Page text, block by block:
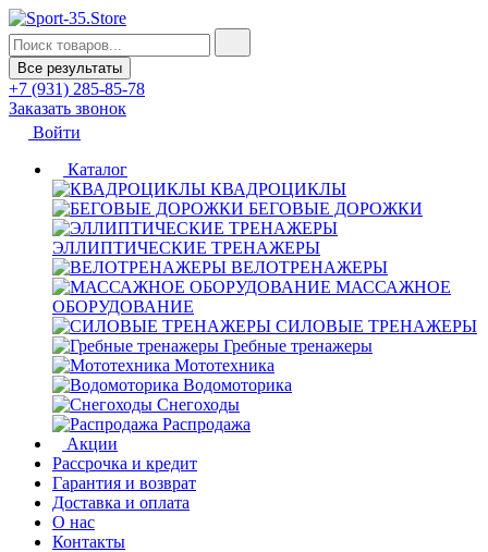
Все результаты
+7 (931) 285-85-78
Заказать звонок
Войти
Каталог
КВАДРОЦИКЛЫ
БЕГОВЫЕ ДОРОЖКИ
ЭЛЛИПТИЧЕСКИЕ ТРЕНАЖЕРЫ
ВЕЛОТРЕНАЖЕРЫ
МАССАЖНОЕ
ОБОРУДОВАНИЕ
СИЛОВЫЕ ТРЕНАЖЕРЫ
Гребные тренажеры
Мототехника
Водомоторика
Снегоходы
Распродажа
Акции
Рассрочка и кредит
Гарантия и возврат
Доставка и оплата
О нас
Контакты